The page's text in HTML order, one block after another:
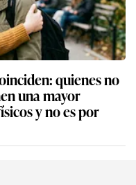
quienes no
una mayor
y no es por